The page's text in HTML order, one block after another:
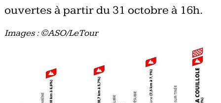
ouvertes à partir du 31 octobre à 16h.
Images : ©ASO/LeTour